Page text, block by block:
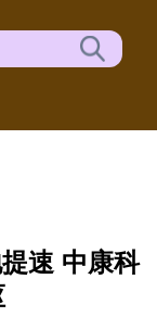
速 中康科